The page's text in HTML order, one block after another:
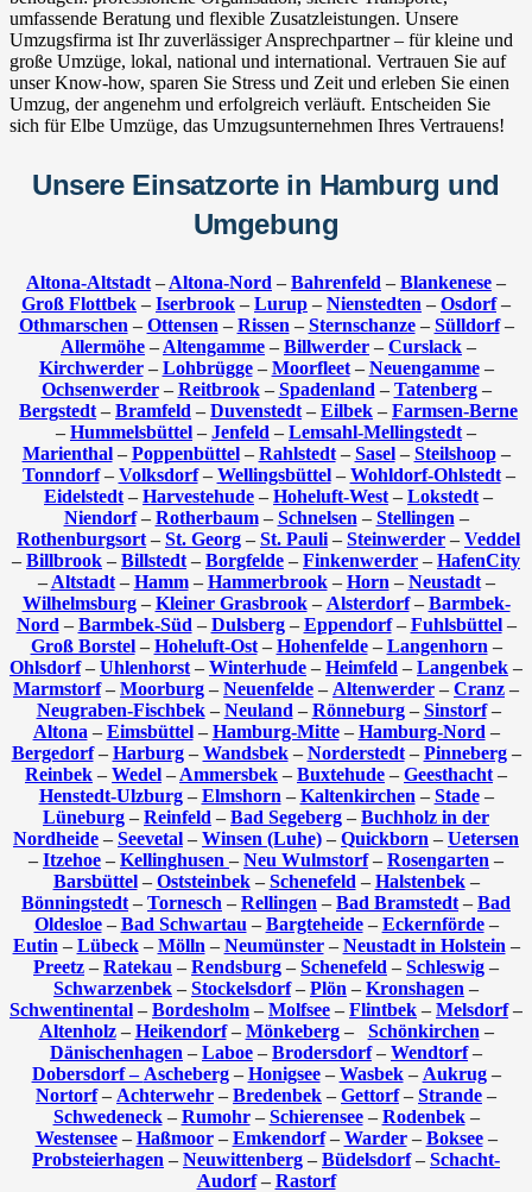
umfassende Beratung und flexible Zusatzleistungen. Unsere
Umzugsfirma ist Ihr zuverlässiger Ansprechpartner – für kleine und
große Umzüge, lokal, national und international. Vertrauen Sie auf
unser Know-how, sparen Sie Stress und Zeit und erleben Sie einen
Umzug, der angenehm und erfolgreich verläuft. Entscheiden Sie
sich für Elbe Umzüge, das Umzugsunternehmen Ihres Vertrauens!
Unsere Einsatzorte in Hamburg und
Umgebung
Altona-Altstadt – Altona-Nord – Bahrenfeld – Blankenese –
Groß Flottbek – Iserbrook – Lurup – Nienstedten – Osdorf–
Othmarschen – Ottensen – Rissen – Sternschanze– Sülldorf–
Allermöhe – Altengamme – Billwerder – Curslack –
Kirchwerder– Lohbrügge– Moorfleet– Neuengamme–
Ochsenwerder– Reitbrook– Spadenland – Tatenberg–
Bergstedt – Bramfeld – Duvenstedt – Eilbek – Farmsen-Berne
– Hummelsbüttel – Jenfeld – Lemsahl-Mellingstedt –
Marienthal– Poppenbüttel– Rahlstedt– Sasel– Steilshoop–
Tonndorf– Volksdorf– Wellingsbüttel– Wohldorf-Ohlstedt–
Eidelstedt – Harvestehude – Hoheluft-West – Lokstedt –
Niendorf– Rotherbaum– Schnelsen – Stellingen –
Rothenburgsort – St. Georg – St. Pauli – Steinwerder – Veddel
– Billbrook – Billstedt – Borgfelde – Finkenwerder – HafenCity
– Altstadt– Hamm– Hammerbrook– Horn – Neustadt–
Wilhelmsburg– Kleiner Grasbrook– Alsterdorf– Barmbek-
Nord – Barmbek-Süd – Dulsberg– Eppendorf– Fuhlsbüttel–
Groß Borstel– Hoheluft-Ost– Hohenfelde– Langenhorn –
Ohlsdorf– Uhlenhorst – Winterhude – Heimfeld – Langenbek –
Marmstorf– Moorburg – Neuenfelde – Altenwerder – Cranz –
Neugraben-Fischbek– Neuland – Rönneburg– Sinstorf–
Altona – Eimsbüttel– Hamburg-Mitte– Hamburg-Nord –
Bergedorf– Harburg– Wandsbek– Norderstedt– Pinneberg–
Reinbek – Wedel – Ammersbek – Buxtehude – Geesthacht –
Henstedt-Ulzburg– Elmshorn – Kaltenkirchen – Stade–
Lüneburg – Reinfeld – Bad Segeberg – Buchholz in der
Nordheide – Seevetal – Winsen (Luhe) – Quickborn – Uetersen
– Itzehoe – Kellinghusen – Neu Wulmstorf– Rosengarten –
Barsbüttel– Oststeinbek– Schenefeld – Halstenbek–
Bönningstedt – Tornesch – Rellingen – Bad Bramstedt – Bad
Oldesloe– Bad Schwartau – Bargteheide– Eckernförde–
Eutin – Lübeck– Mölln – Neumünster– Neustadt in Holstein –
Preetz – Ratekau – Rendsburg – Schenefeld – Schleswig –
Schwarzenbek – Stockelsdorf– Plön – Kronshagen –
Schwentinental – Bordesholm – Molfsee – Flintbek – Melsdorf–
Altenholz– Heikendorf– Mönkeberg– Schönkirchen –
Dänischenhagen – Laboe – Brodersdorf– Wendtorf–
Dobersdorf – Ascheberg– Honigsee– Wasbek– Aukrug–
Nortorf– Achterwehr – Bredenbek – Gettorf– Strande –
Schwedeneck– Rumohr– Schierensee– Rodenbek–
Westensee– Haßmoor– Emkendorf– Warder– Boksee–
Probsteierhagen – Neuwittenberg – Büdelsdorf– Schacht-
Audorf– Rastorf